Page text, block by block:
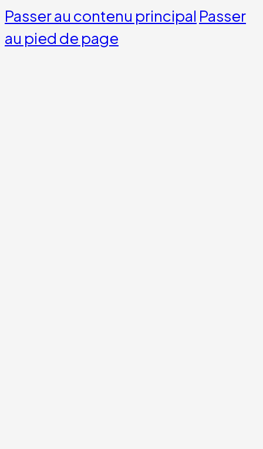
Passer au contenu principal Passer
au pied de page